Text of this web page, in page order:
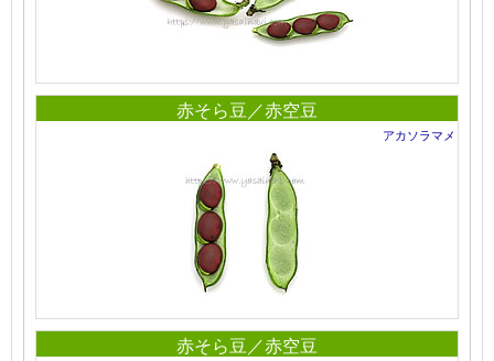
赤そら豆／赤空豆
アカソラマメ
赤そら豆／赤空豆